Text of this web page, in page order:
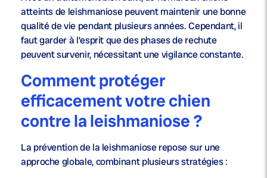
atteints de leishmaniose peuvent maintenir une bonne
qualité de vie pendant plusieurs années. Cependant, il
faut garder à l’esprit que des phases de rechute
peuvent survenir, nécessitant une vigilance constante.
Comment protéger
efficacement votre chien
contre la leishmaniose ?
La prévention de la leishmaniose repose sur une
approche globale, combinant plusieurs stratégies :